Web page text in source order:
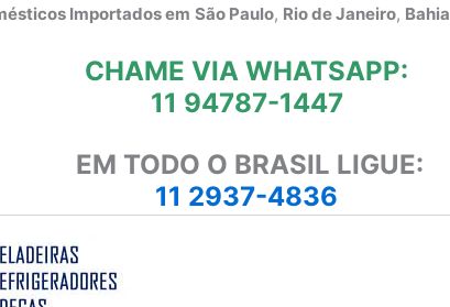
Importados em São Paulo, Rio de Janeiro, Bahia
CHAME VIA WHATSAPP:
11 94787-1447
EM TODO O BRASIL LIGUE:
11 2937-4836